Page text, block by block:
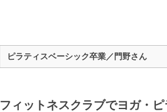
ピラティスベーシック卒業／門野さん
フィットネスクラブでヨガ・